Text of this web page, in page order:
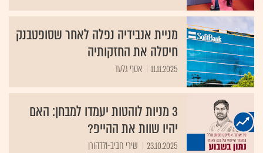
מניית אנבידיה נפלה לאחר שסופטבנק
חיסלה את החזקותיה
11.11.2025 אסף גלעד
3 מניות לוהטות יעמדו למבחן: האם
יהיו שוות את ההייפ?
23.10.2025 שירי חביב-ולדהורן